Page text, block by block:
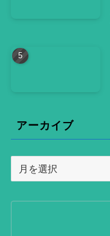
アーカイブ
ー